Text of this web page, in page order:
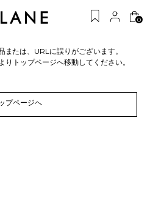
0
または、URLに誤りがございます。
トップページへ移動してください。
プページへ